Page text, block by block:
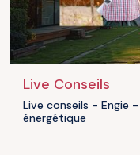
Live Conseils
Live conseils - Engie
énergétique